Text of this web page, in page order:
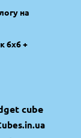
на
6х6 +
cube